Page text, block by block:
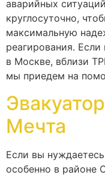
аварийных
круглосуточно,
максимальную
реагирования.
в Москве, вблизи
мы приедем на
Мечта
Если вы
особенно в районе